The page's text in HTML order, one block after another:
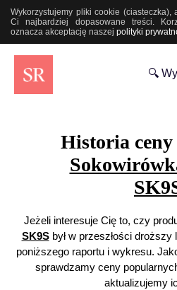
Wykorzystujemy pliki cookie (ciasteczka),
Ci najbardziej dopasowane treści.
oznacza akceptację naszej polityki
🔍
Historia
Jeżeli interesuje Cię to, czy
SK9Sbył w przeszłości
poniższego raportu i wykresu.
sprawdzamy ceny
aktualizujemy